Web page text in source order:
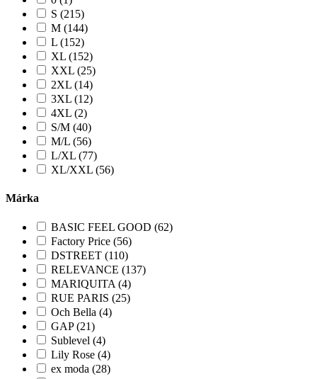
S (215)
M (144)
L (152)
XL (152)
XXL (25)
2XL (14)
3XL (12)
4XL (2)
S/M (40)
M/L (56)
L/XL (77)
XL/XXL (56)
Márka
BASIC FEEL GOOD (62)
Factory Price (56)
DSTREET (110)
RELEVANCE (137)
MARIQUITA (4)
RUE PARIS (25)
Och Bella (4)
GAP (21)
Sublevel (4)
Lily Rose (4)
ex moda (28)